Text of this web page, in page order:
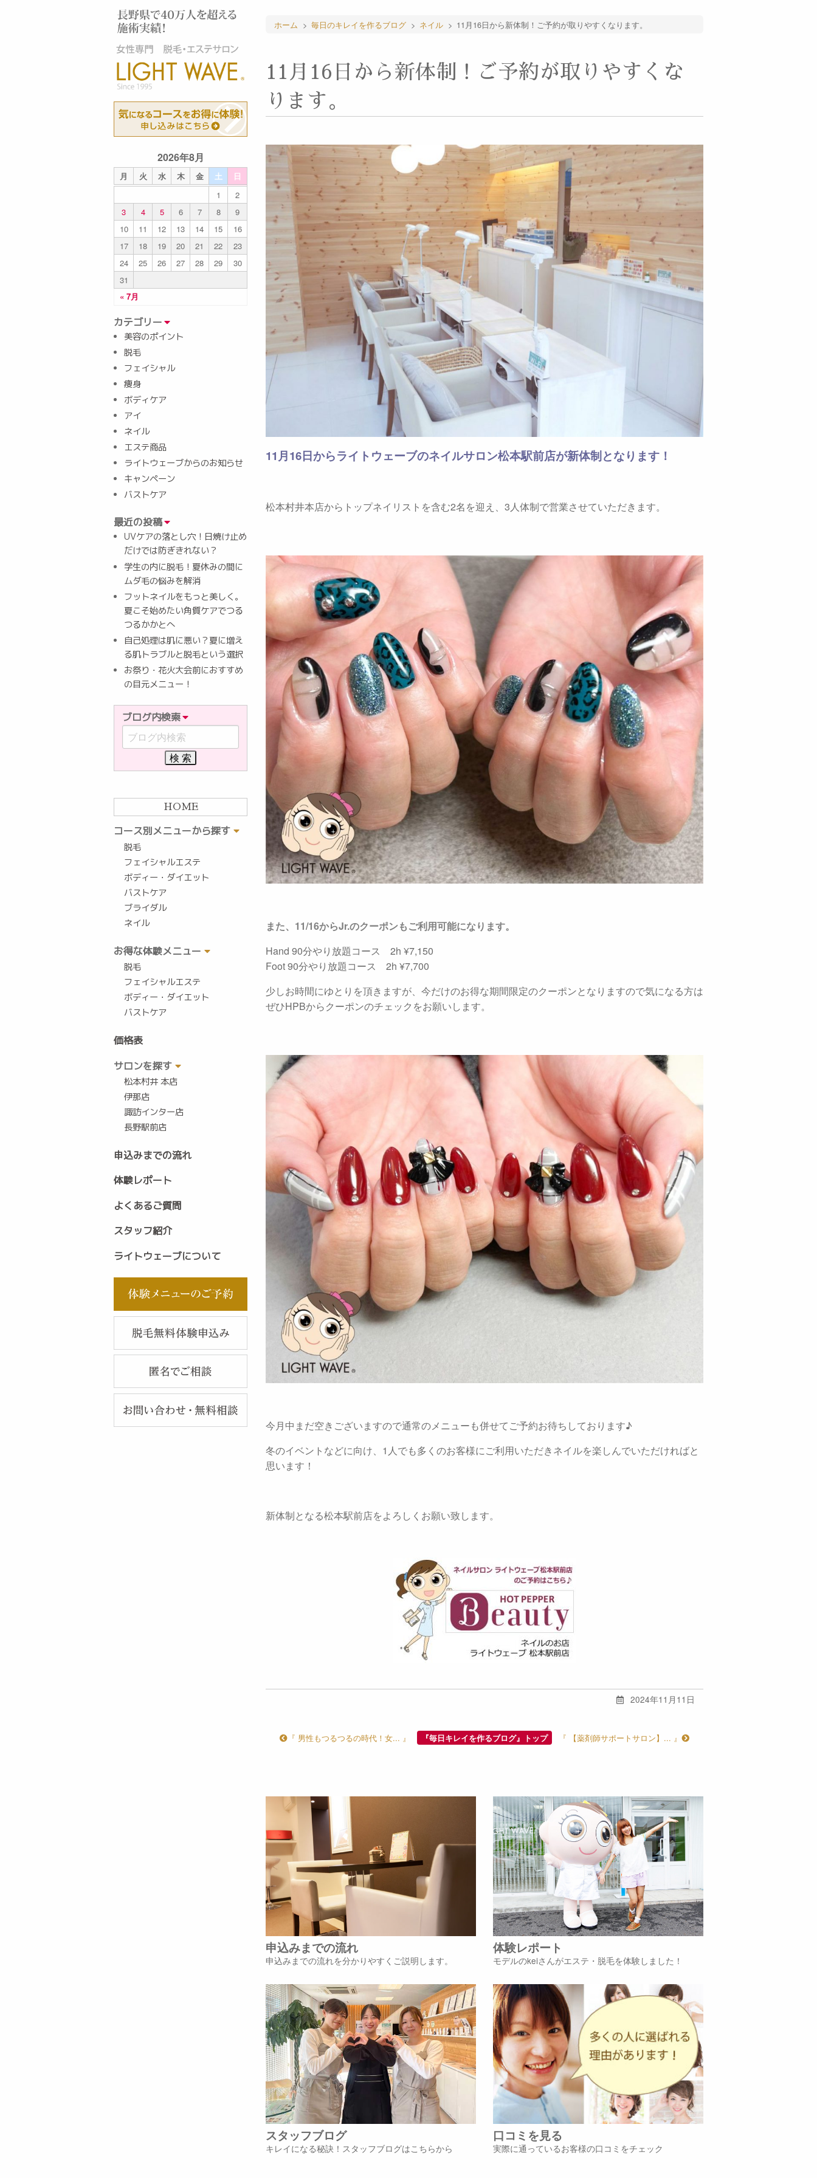
2026年8月
月 火 水 木 金 土 日
« 7月
1
2
3
4 5 6 7 8
9
10
11 12 13 14 15
16
17
18 19 20 21 22
23
24
25 26 27 28 29
30
31
カテゴリー
美容のポイント
脱毛
フェイシャル
痩身
ボディケア
アイ
ネイル
エステ商品
ライトウェーブからのお知らせ
キャンペーン
バストケア
最近の投稿
UVケアの落とし穴！日焼け止め
だけでは防ぎきれない？
学生の内に脱毛！夏休みの間に
ムダ毛の悩みを解消
フットネイルをもっと美しく。
夏こそ始めたい角質ケアでつる
つるかかとへ
自己処理は肌に悪い？夏に増え
る肌トラブルと脱毛という選択
お祭り・花火大会前におすすめ
の目元メニュー！
ブログ内検索
HOME
コース別メニューから探す
脱毛
フェイシャルエステ
ボディー・ダイエット
バストケア
ブライダル
ネイル
お得な体験メニュー
脱毛
フェイシャルエステ
ボディー・ダイエット
バストケア
価格表
サロンを探す
松本村井 本店
伊那店
諏訪インター店
長野駅前店
申込みまでの流れ
体験レポート
よくあるご質問
スタッフ紹介
ライトウェーブについて
ホーム > 毎日のキレイを作るブログ > ネイル > 11月16日から新体制！ご予約が取りやすくなります。
11月16日から新体制！ご予約が取りやすくな
ります。
11月16日からライトウェーブのネイルサロン松本駅前店が新体制となります！
松本村井本店からトップネイリストを含む2名を迎え、3人体制で営業させていただきます。
また、11/16からJr.のクーポンもご利用可能になります。
Hand 90分やり放題コース 2h ¥7,150
Foot 90分やり放題コース 2h ¥7,700
少しお時間にゆとりを頂きますが、今だけのお得な期間限定のクーポンとなりますので気になる方は
ぜひHPBからクーポンのチェックをお願いします。
今月中まだ空きございますので通常のメニューも併せてご予約お待ちしております♪
冬のイベントなどに向け、1人でも多くのお客様にご利用いただきネイルを楽しんでいただければと
思います！
新体制となる松本駅前店をよろしくお願い致します。
2024年11月11日
『 男性もつるつるの時代！女... 』 『毎日キレイを作るブログ』トップ 『 【薬剤師サポートサロン】... 』
申込みまでの流れ
申込みまでの流れを分かりやすくご説明します。
体験レポート
モデルのkeiさんがエステ・脱毛を体験しました！
スタッフブログ
キレイになる秘訣！スタッフブログはこちらから
口コミを見る
実際に通っているお客様の口コミをチェック